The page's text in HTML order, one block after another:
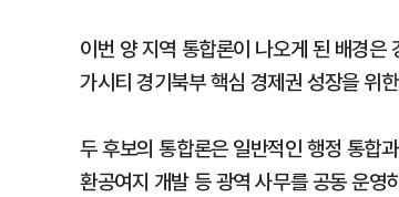
이번 양 지역 통합론이 나오게 된 배경
가시티 경기북부 핵심 경제권 성장을 위
두 후보의 통합론은 일반적인 행정 통합
환공여지 개발 등 광역 사무를 공동 운영